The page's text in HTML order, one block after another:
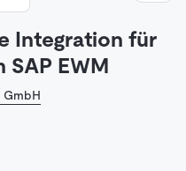
Integration für
EWM
GmbH